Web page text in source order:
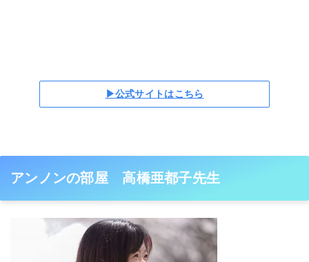
▶公式サイトはこちら
アンノンの部屋 高橋亜都子先生